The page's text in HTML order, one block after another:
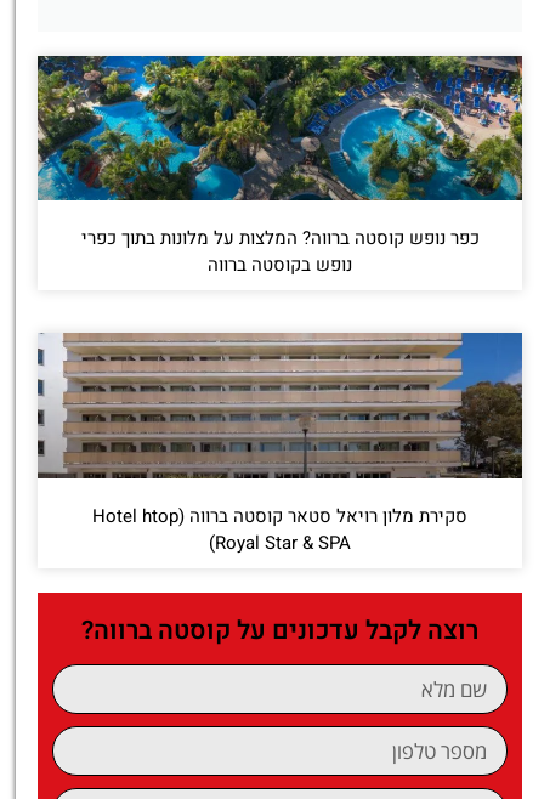
כפר נופש קוסטה ברווה? המלצות על מלונות בתוך כפרי
נופש בקוסטה ברווה
סקירת מלון רויאל סטאר קוסטה ברווה (Hotel htop
Royal Star & SPA)
רוצה לקבל עדכונים על קוסטה ברווה?